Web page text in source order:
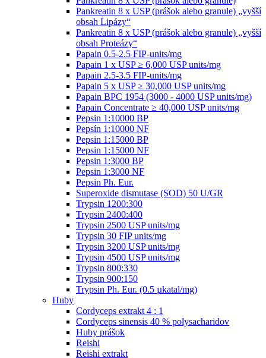
Pankreatin 8 x USP (prášok alebo granule) „vyšší
obsah Lipázy“
Pankreatin 8 x USP (prášok alebo granule) „vyšší
obsah Proteázy“
Papain 0.5-2.5 FIP-units/mg
Papain 1 x USP ≥ 6,000 USP units/mg
Papain 2.5-3.5 FIP-units/mg
Papain 5 x USP ≥ 30,000 USP units/mg
Papain BPC 1954 (3000 - 4000 USP units/mg)
Papain Concentrate ≥ 40,000 USP units/mg
Pepsin 1:10000 BP
Pepsín 1:10000 NF
Pepsin 1:15000 BP
Pepsin 1:15000 NF
Pepsin 1:3000 BP
Pepsin 1:3000 NF
Pepsin Ph. Eur.
Superoxide dismutase (SOD) 50 U/GR
Trypsin 1200:300
Trypsin 2400:400
Trypsin 2500 USP units/mg
Trypsin 30 FIP units/mg
Trypsin 3200 USP units/mg
Trypsin 4500 USP units/mg
Trypsin 800:330
Trypsin 900:150
Trypsin Ph. Eur. (0.5 µkatal/mg)
Huby
Cordyceps extrakt 4 : 1
Cordyceps sinensis 40 % polysacharidov
Huby prášok
Reishi
Reishi extrakt